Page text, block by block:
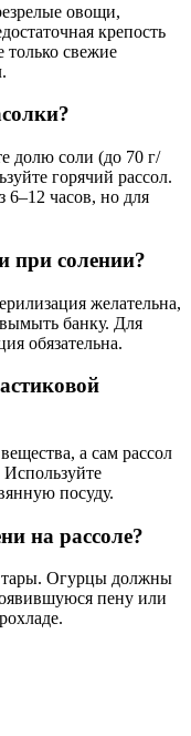
овощи,
крепость
только свежие
долю соли (до 70 г/
горячий рассол.
часов, но для
при солении?
желательна,
банку. Для
обязательна.
а сам рассол
посуду.
на рассоле?
тары. Огурцы должны
пену или